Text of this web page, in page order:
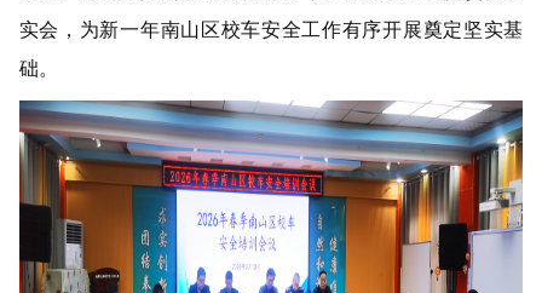
实会，为新一年南山区校车安全工作有序开展奠定坚实基
础。